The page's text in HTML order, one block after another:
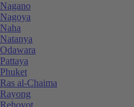
Nagano
Nagoya
Naha
Natanya
Odawara
Pattaya
Phuket
Ras al-Chaima
Rayong
Rehovot